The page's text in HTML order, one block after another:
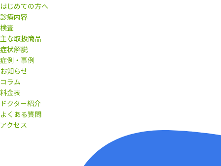
はじめての方へ
診療内容
検査
主な取扱商品
症状解説
症例・事例
お知らせ
コラム
料金表
ドクター紹介
よくある質問
アクセス